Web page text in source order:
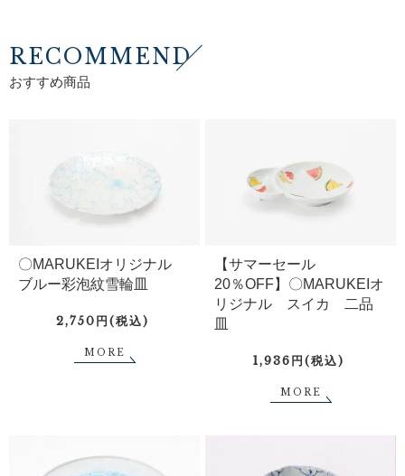
RECOMMEND
おすすめ商品
〇MARUKEIオリジナル
ブルー彩泡紋雪輪皿
2,750円(税込)
MORE
【サマーセール
20％OFF】〇MARUKEIオ
リジナル スイカ 二品
皿
1,936円(税込)
MORE